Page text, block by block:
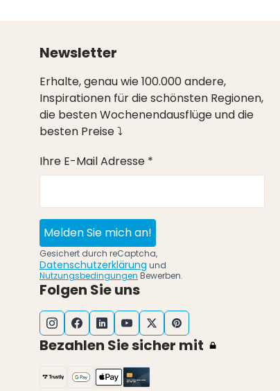
Newsletter
Erhalte, genau wie 100.000 andere,
Inspirationen für die schönsten Regionen,
die besten Wochenendausflüge und die
besten Preise ⤵
Ihre E-Mail Adresse *
Melden Sie mich an!
Gesichert durch reCaptcha,
Datenschutzerklärung und
Nutzungsbedingungen Bewerben.
Folgen Sie uns
Bezahlen Sie sicher mit